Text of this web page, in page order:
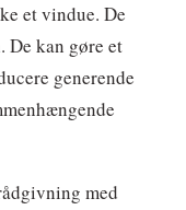
et vindue. De
De kan gøre et
generende
med